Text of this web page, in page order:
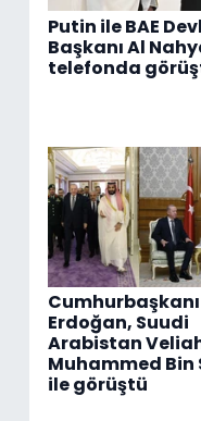
Putin ile BAE
Başkanı Al
telefonda
Cumhurbaşkanı
Erdoğan, Suudi
Arabistan
Muhammed Bin
ile görüştü